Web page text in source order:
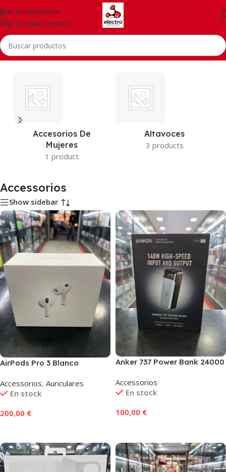
Skip to navigation
Skip to main content
Inicio/Accessorios
Accesorios De
Mujeres
1 product
Altavoces
3 products
Accessorios
Show sidebar
AirPods Pro 3 Blanco
Accessorios, Auriculares
En stock
200,00 €
Anker 737 Power Bank 24000
Accessorios
En stock
100,00 €